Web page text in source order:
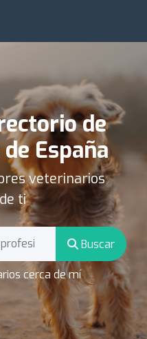
de
España
veterinarios
ti
Buscar
cerca de mí